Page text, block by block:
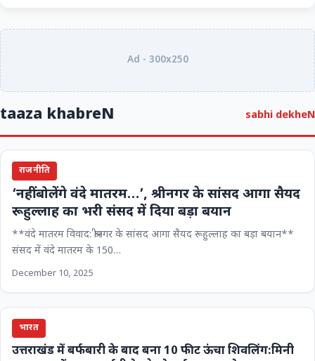
Ad - 300x250
taaza khabreN sabhi dekheN
राजनीति
‘नहीं बोलेंगे वंदे मातरम…’, श्रीनगर के सांसद आगा सैयद
रूहुल्लाह का भरी संसद में दिया बड़ा बयान
**वंदे मातरम विवाद: श्रीनगर के सांसद आगा सैयद रूहुल्लाह का बड़ा बयान**
संसद में वंदे मातरम के 150…
December 10, 2025
भारत
उत्तराखंड में बर्फबारी के बाद बना 10 फीट ऊंचा शिवलिंग:मिनी